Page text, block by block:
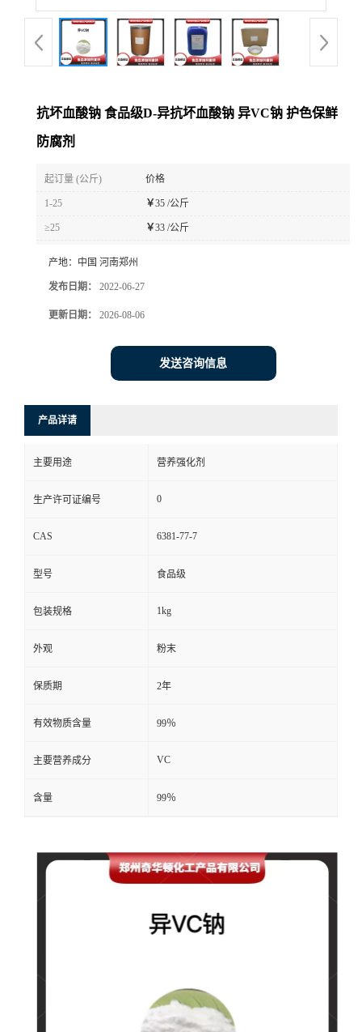
抗坏血酸钠 食品级D-异抗坏血酸钠 异VC钠 护色保鲜
防腐剂
起订量 (公斤) 价格
1-25 ￥35 /公斤
≥25 ￥33 /公斤
产地： 中国 河南郑州
发布日期： 2022-06-27
更新日期： 2026-08-06
发送咨询信息
产品详请
主要用途 营养强化剂
生产许可证编号 0
CAS 6381-77-7
型号 食品级
包装规格 1kg
外观 粉末
保质期 2年
有效物质含量 99％
主要营养成分 VC
含量 99％